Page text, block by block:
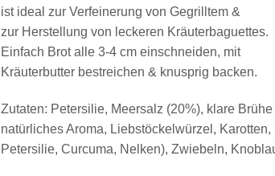
ist ideal zur Verfeinerung von Gegrilltem &
zur Herstellung von leckeren Kräuterbaguettes.
Einfach Brot alle 3-4 cm einschneiden, mit
Kräuterbutter bestreichen & knusprig backen.
Zutaten: Petersilie, Meersalz (20%), klare
natürliches Aroma, Liebstöckelwürzel,
Petersilie, Curcuma, Nelken), Zwiebeln,